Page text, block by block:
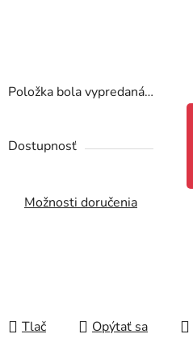
Položka bola vypredaná…
Dostupnosť
Možnosti doručenia
Tlač Opýtať sa